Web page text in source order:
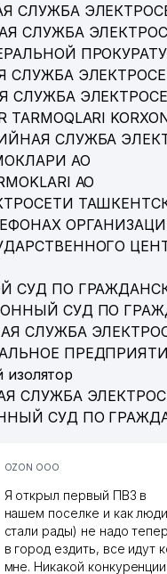
СЕРГЕЛИЙСКОГО
ИНСПЕКЦИЯ
ШКОЛА №284
СЛУЖБА
СЛУЖБА
СЛУЖБА
СЛУЖБА
TARMOQLARI
СЛУЖБА
АО
АО
СУД ПО
СУД ПО
СЛУЖБА
СЛУЖБА
СУД ПО
OZON ООО
Я открыл первый ПВЗ в
нашем поселке и как люди
стали рады) не надо
в город ездить, все идут
мне. Никакой конкуренции.